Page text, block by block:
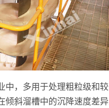
中，多用于处理粗粒级和
倾斜溜槽中的沉降速度差